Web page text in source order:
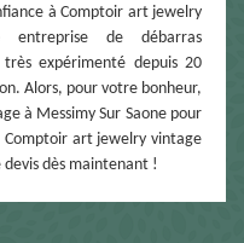
à Comptoir art jewelry
de débarras
expérimenté depuis 20
Alors, pour votre bonheur,
à Messimy Sur Saone pour
Comptoir art jewelry vintage
devis dès maintenant !